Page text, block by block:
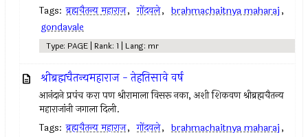
Tags: ब्रह्मचैतन्य महाराज, गोंदवले, brahmachaitnya maharaj,
gondavale
Type: PAGE | Rank: 1 | Lang: mr
श्रीब्रह्मचैतन्यमहाराज - तेहतिसावे वर्ष
आनंदाने प्रपंच करा पण श्रीरामाला विसरू नका, अशी शिकवण श्रीब्रह्मचैतन्य
महाराजांनी जगाला दिली.
Tags: ब्रह्मचैतन्य महाराज, गोंदवले, brahmachaitnya maharaj,